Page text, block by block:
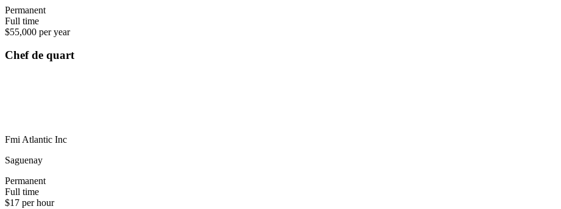
Permanent
Full time
$55,000 per year
Chef de quart
Fmi Atlantic Inc
Saguenay
Permanent
Full time
$17 per hour